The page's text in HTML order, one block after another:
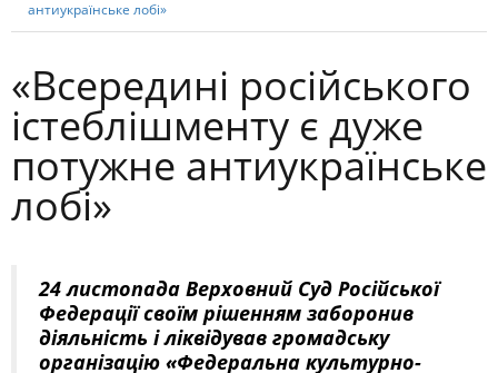
антиукраїнське лобі»
«Всередині російського
істеблішменту є дуже
потужне антиукраїнське
лобі»
24 листопада Верховний Суд Російської
Федерації своїм рішенням заборонив
діяльність і ліквідував громадську
організацію «Федеральна культурно-